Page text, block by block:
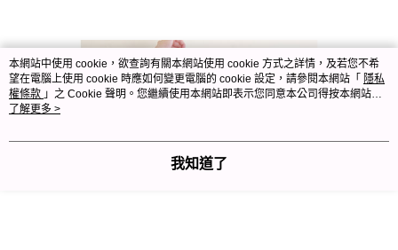
本網站中使用 cookie，欲查詢有關本網站使用 cookie 方式之詳情，及若您不希
望在電腦上使用 cookie 時應如何變更電腦的 cookie 設定，請參閱本網站「 隱私
權條款 」之 Cookie 聲明。您繼續使用本網站即表示您同意本公司得按本網站使
用條款之 Cookie 聲明使用 cookie。
了解更多 >
我知道了